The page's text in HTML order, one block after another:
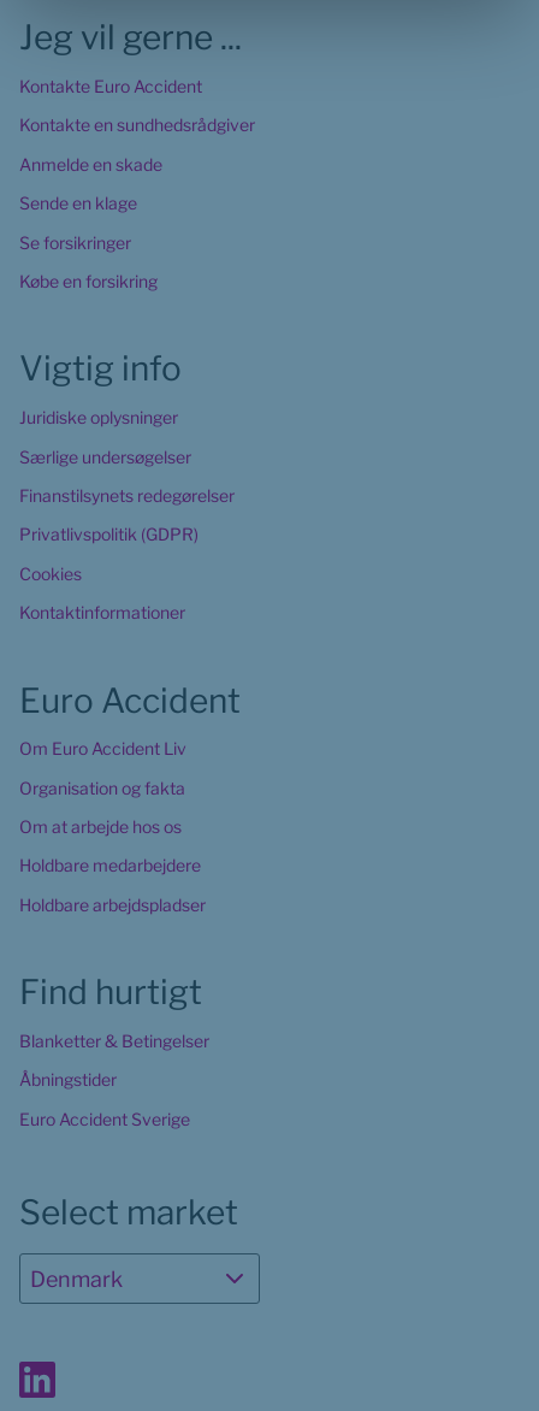
Jeg vil gerne ...
Kontakte Euro Accident
Kontakte en sundhedsrådgiver
Anmelde en skade
Sende en klage
Se forsikringer
Købe en forsikring
Vigtig info
Juridiske oplysninger
Særlige undersøgelser
Finanstilsynets redegørelser
Privatlivspolitik (GDPR)
Cookies
Kontaktinformationer
Euro Accident
Om Euro Accident Liv
Organisation og fakta
Om at arbejde hos os
Holdbare medarbejdere
Holdbare arbejdspladser
Find hurtigt
Blanketter & Betingelser
Åbningstider
Euro Accident Sverige
Select market
Denmark